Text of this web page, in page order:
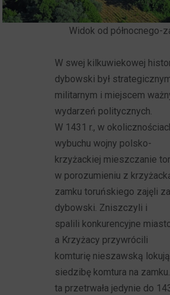
Widok od północnego-
W swej kilkuwiekowej
dybowski był
militarnym i miejscem
wydarzeń politycznych.
W 1431 r., w
wybuchu wojny polsko-
krzyżackiej mieszczanie
w porozumieniu z
zamku toruńskiego zajęli
dybowski. Zniszczyli i
spalili konkurencyjne
a Krzyżacy przywrócili
komturię nieszawską
siedzibę komtura na
ta przetrwała jedynie do